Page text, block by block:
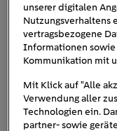
erste Ladepark der
fällt auch der
(Bild ©: EnBW /
unserer digitalen
Nutzungsverhaltens
vertragsbezogene
Informationen sowie
Kommunikation mit
Mit Klick auf "Alle
Verwendung aller
Technologien ein.
partner- sowie